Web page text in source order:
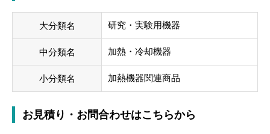
大分類名 研究・実験用機器
中分類名 加熱・冷却機器
小分類名 加熱機器関連商品
お見積り・お問合わせはこちらから